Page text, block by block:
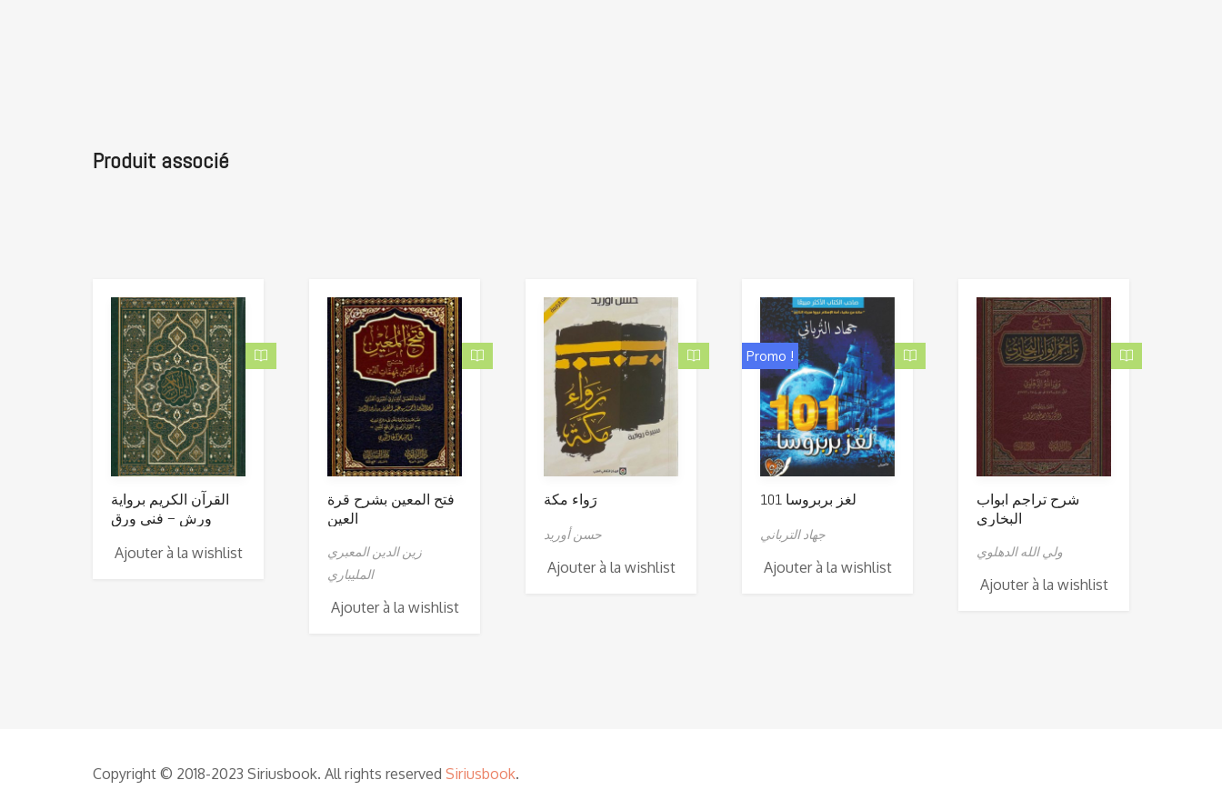
Produit associé
القرآن الكريم برواية
ورش – فني ورق
Ajouter à la wishlist
فتح المعين بشرح قرة
العين
زين الدين المعبري
المليباري
Ajouter à la wishlist
رَواء مكة
حسن أوريد
Ajouter à la wishlist
Promo !
101 لغز بربروسا
جهاد الترباني
Ajouter à la wishlist
شرح تراجم ابواب
البخاري
ولي الله الدهلوي
Ajouter à la wishlist
Copyright © 2018-2023 Siriusbook. All rights reserved Siriusbook.